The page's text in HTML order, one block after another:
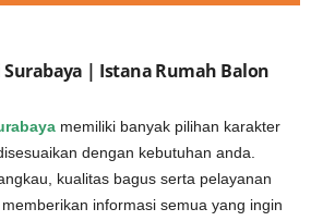
Surabaya | Istana Rumah Balon
memiliki banyak pilihan karakter
dengan kebutuhan anda.
kualitas bagus serta pelayanan
informasi semua yang ingin